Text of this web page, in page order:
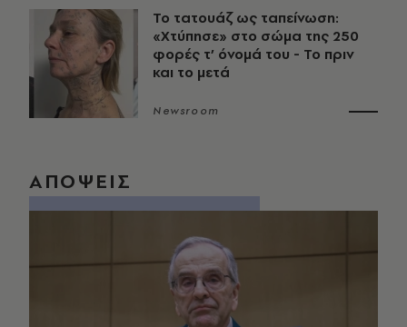
Το τατουάζ ως ταπείνωση:
«Χτύπησε» στο σώμα της 250
φορές τ’ όνομά του - Το πριν
και το μετά
Newsroom
ΑΠΟΨΕΙΣ